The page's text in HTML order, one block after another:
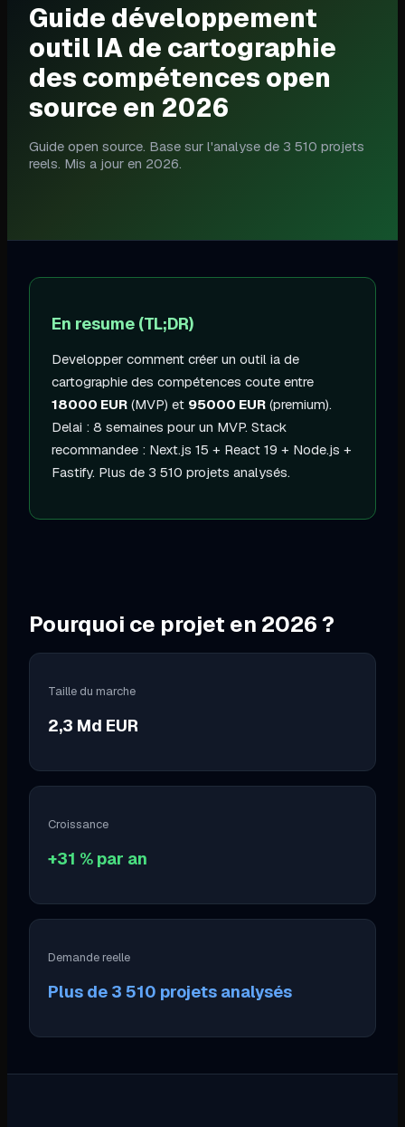
Guide développement
outil IA de cartographie
des compétences open
source en 2026
Guide open source. Base sur l'analyse de 3 510 projets
reels. Mis a jour en 2026.
En resume (TL;DR)
Developper comment créer un outil ia de
cartographie des compétences coute entre
18000 EUR (MVP) et 95000 EUR (premium).
Delai : 8 semaines pour un MVP. Stack
recommandee : Next.js 15 + React 19 + Node.js +
Fastify. Plus de 3 510 projets analysés.
Pourquoi ce projet en 2026?
Taille du marche
2,3 Md EUR
Croissance
+31 % par an
Demande reelle
Plus de 3 510 projets analysés